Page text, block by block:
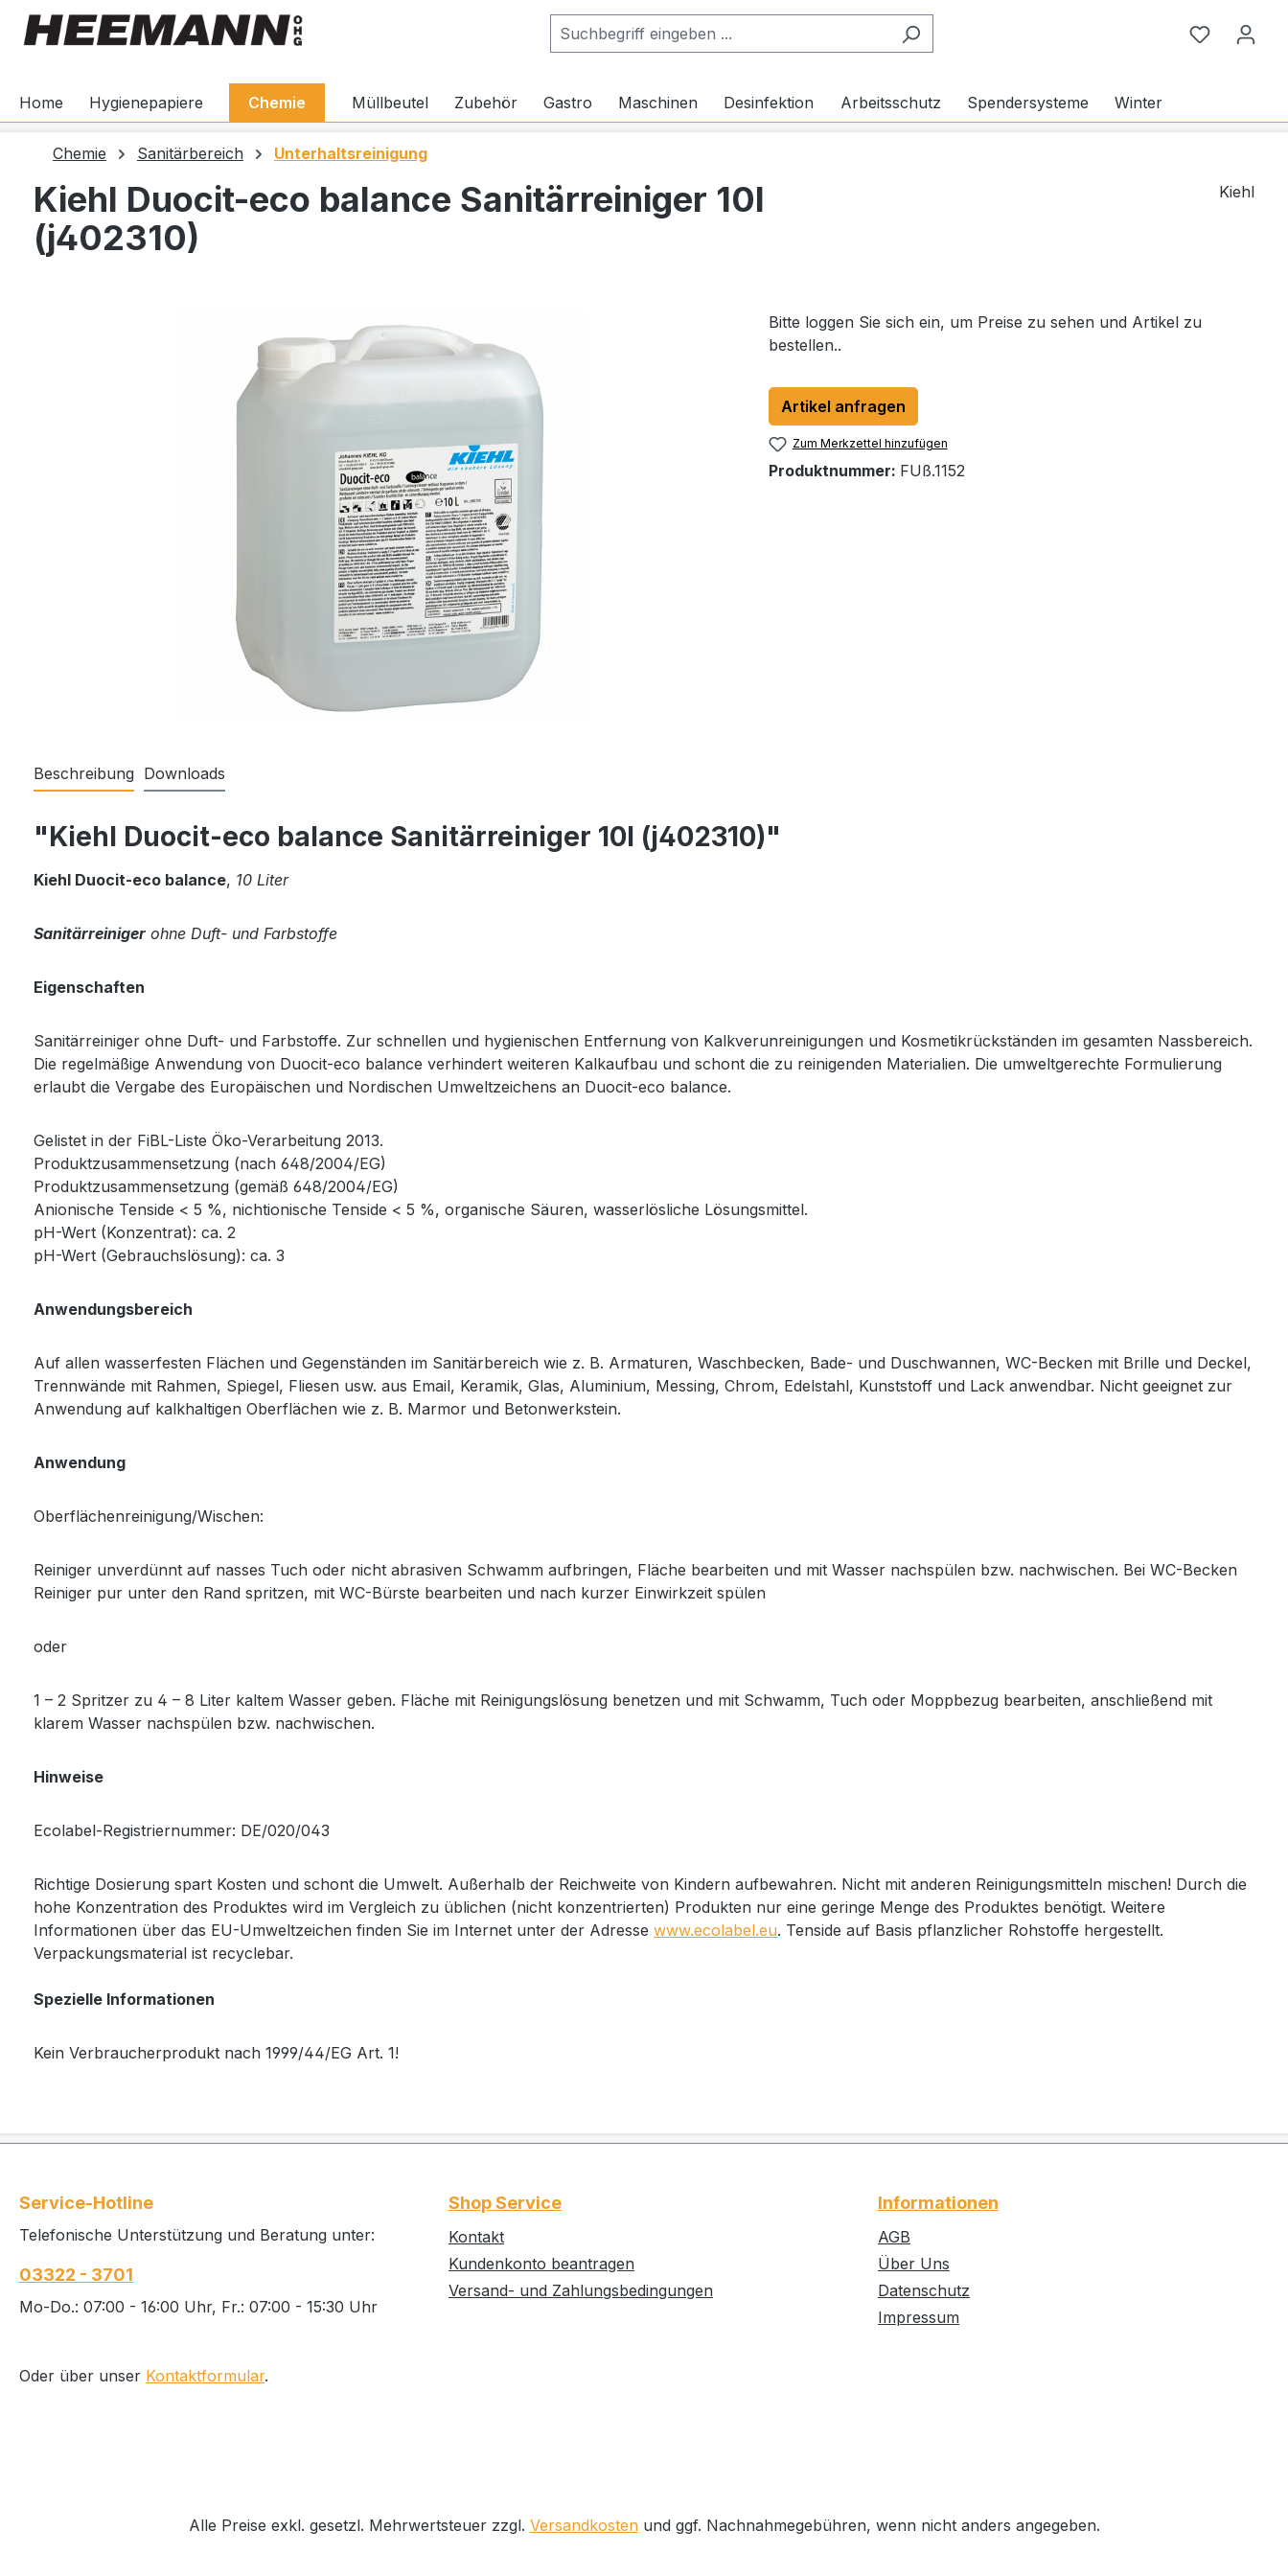
Zur Hauptnavigation springen
Du hast 0
Home Hygienepapiere Chemie Müllbeutel Zubehör Gastro Maschinen Desinfektion Arbeitsschutz Spendersysteme Winter
Chemie Sanitärbereich Unterhaltsreinigung
Kiehl Duocit-eco balance Sanitärreiniger 10l
(j402310)
Kiehl
Bitte loggen Sie sich ein, um Preise zu sehen und Artikel zu
bestellen..
Artikel anfragen
Zum Merkzettel hinzufügen
Produktnummer: FUß.1152
Beschreibung Downloads
"Kiehl Duocit-eco balance Sanitärreiniger 10l (j402310)"
Kiehl Duocit-eco balance, 10 Liter
Sanitärreiniger ohne Duft- und Farbstoffe
Eigenschaften
Sanitärreiniger ohne Duft- und Farbstoffe. Zur schnellen und hygienischen Entfernung von Kalkverunreinigungen und Kosmetikrückständen im gesamten Nassbereich.
Die regelmäßige Anwendung von Duocit-eco balance verhindert weiteren Kalkaufbau und schont die zu reinigenden Materialien. Die umweltgerechte Formulierung
erlaubt die Vergabe des Europäischen und Nordischen Umweltzeichens an Duocit-eco balance.
Gelistet in der FiBL-Liste Öko-Verarbeitung 2013.
Produktzusammensetzung (nach 648/2004/EG)
Produktzusammensetzung (gemäß 648/2004/EG)
Anionische Tenside < 5 %, nichtionische Tenside < 5 %, organische Säuren, wasserlösliche Lösungsmittel.
pH-Wert (Konzentrat): ca. 2
pH-Wert (Gebrauchslösung): ca. 3
Anwendungsbereich
Auf allen wasserfesten Flächen und Gegenständen im Sanitärbereich wie z. B. Armaturen, Waschbecken, Bade- und Duschwannen, WC-Becken mit Brille und Deckel,
Trennwände mit Rahmen, Spiegel, Fliesen usw. aus Email, Keramik, Glas, Aluminium, Messing, Chrom, Edelstahl, Kunststoff und Lack anwendbar. Nicht geeignet zur
Anwendung auf kalkhaltigen Oberflächen wie z. B. Marmor und Betonwerkstein.
Anwendung
Oberflächenreinigung/Wischen:
Reiniger unverdünnt auf nasses Tuch oder nicht abrasiven Schwamm aufbringen, Fläche bearbeiten und mit Wasser nachspülen bzw. nachwischen. Bei WC-Becken
Reiniger pur unter den Rand spritzen, mit WC-Bürste bearbeiten und nach kurzer Einwirkzeit spülen
oder
1 – 2 Spritzer zu 4 – 8 Liter kaltem Wasser geben. Fläche mit Reinigungslösung benetzen und mit Schwamm, Tuch oder Moppbezug bearbeiten, anschließend mit
klarem Wasser nachspülen bzw. nachwischen.
Hinweise
Ecolabel-Registriernummer: DE/020/043
Richtige Dosierung spart Kosten und schont die Umwelt. Außerhalb der Reichweite von Kindern aufbewahren. Nicht mit anderen Reinigungsmitteln mischen! Durch die
hohe Konzentration des Produktes wird im Vergleich zu üblichen (nicht konzentrierten) Produkten nur eine geringe Menge des Produktes benötigt. Weitere
Informationen über das EU-Umweltzeichen finden Sie im Internet unter der Adresse www.ecolabel.eu. Tenside auf Basis pflanzlicher Rohstoffe hergestellt.
Verpackungsmaterial ist recyclebar.
Spezielle Informationen
Kein Verbraucherprodukt nach 1999/44/EG Art. 1!
Service-Hotline
Telefonische Unterstützung und Beratung unter:
03322 - 3701
Mo-Do.: 07:00 - 16:00 Uhr, Fr.: 07:00 - 15:30 Uhr
Oder über unser Kontaktformular.
Shop Service
Kontakt
Kundenkonto beantragen
Versand- und Zahlungsbedingungen
Informationen
AGB
Über Uns
Datenschutz
Impressum
Alle Preise exkl. gesetzl. Mehrwertsteuer zzgl. Versandkostenund ggf. Nachnahmegebühren, wenn nicht anders angegeben.